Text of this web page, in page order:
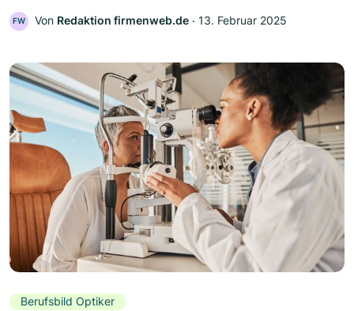
FW Von Redaktion firmenweb.de ‧ 13. Februar 2025
Berufsbild Optiker